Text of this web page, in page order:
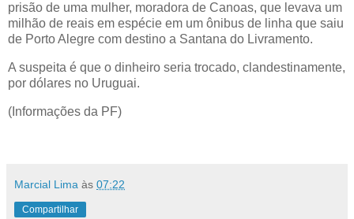
prisão de uma mulher, moradora de Canoas, que levava um
milhão de reais em espécie em um ônibus de linha que saiu
de Porto Alegre com destino a Santana do Livramento.
A suspeita é que o dinheiro seria trocado, clandestinamente,
por dólares no Uruguai.
(Informações da PF)
Marcial Lima às 07:22
Compartilhar